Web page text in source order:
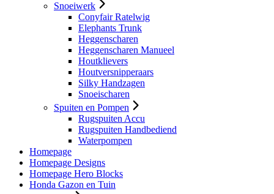
Snoeiwerk
Conyfair Ratelwig
Elephants Trunk
Heggenscharen
Heggenscharen Manueel
Houtklievers
Houtversnipperaars
Silky Handzagen
Snoeischaren
Spuiten en Pompen
Rugspuiten Accu
Rugspuiten Handbediend
Waterpompen
Homepage
Homepage Designs
Homepage Hero Blocks
Honda Gazon en Tuin